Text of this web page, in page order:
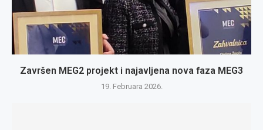
Završen MEG2 projekt i najavljena nova faza MEG3
19. Februara 2026.